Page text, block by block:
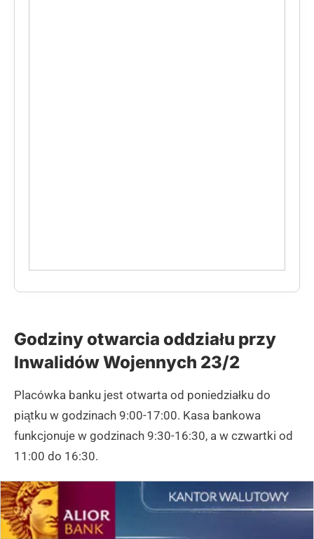
Godziny otwarcia oddziału przy
Inwalidów Wojennych 23/2
Placówka banku jest otwarta od poniedziałku do
piątku w godzinach 9:00-17:00. Kasa bankowa
funkcjonuje w godzinach 9:30-16:30, a w czwartki od
11:00 do 16:30.